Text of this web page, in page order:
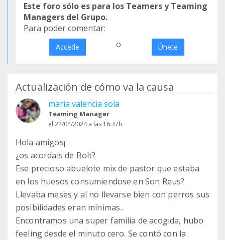
Este foro sólo es para los Teamers y Teaming
Managers del Grupo.
Para poder comentar:
Accede o Únete
Actualización de cómo va la causa
maria valencia sola
Teaming Manager
el 22/04/2024 a las 16:37h
Hola amigos¡
¿os acordais de Bolt?
Ese precioso abuelote mix de pastor que estaba
en los huesos consumiendose en Son Reus?
Llevaba meses y al no llevarse bien con perros sus
posibilidades eran mínimas..
Encontramos una super familia de acogida, hubo
feeling desde el minuto cero. Se contó con la